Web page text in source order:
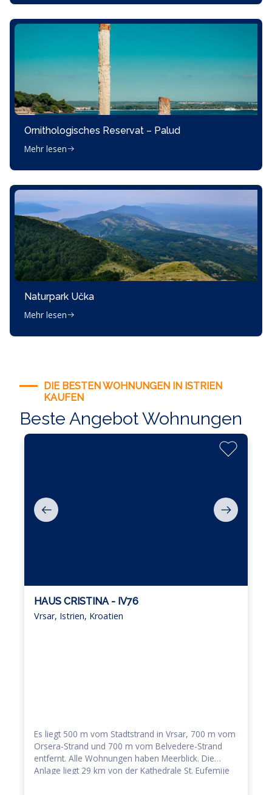
Ornithologisches Reservat – Palud
Mehr lesen
Naturpark Učka
Mehr lesen
DIE BESTEN WOHNUNGEN IN ISTRIEN
KAUFEN
Beste Angebot Wohnungen
HAUS CRISTINA - IV76
Vrsar, Istrien, Kroatien
Es liegt 500 m vom Stadtstrand in Vrsar, 700 m vom
Orsera-Strand und 700 m vom Belvedere-Strand
entfernt. Alle Wohnungen haben Meerblick. Die
Anlage liegt 29 km von der Kathedrale St. Eufemije